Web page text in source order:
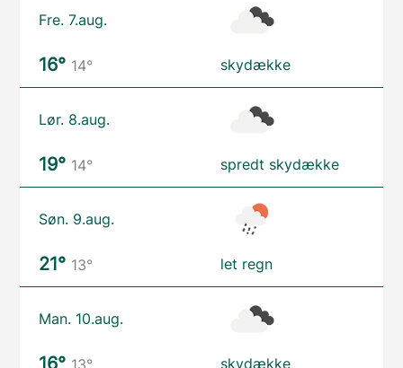
Fre. 7.aug.
16° 14° skydække
Lør. 8.aug.
19° 14° spredt skydække
Søn. 9.aug.
21° 13° let regn
Man. 10.aug.
16° 13° skydække